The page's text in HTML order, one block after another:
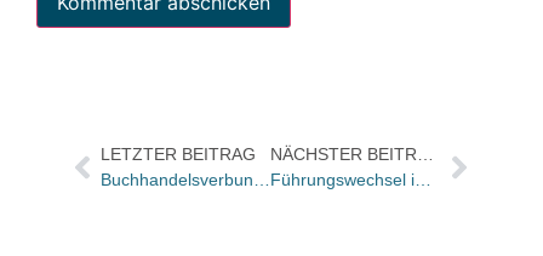
LETZTER BEITRAG
Buchhandelsverbundgruppe eBuch blickt auf erfolgreiches Jubiläumsjahr zurück
NÄCHSTER BEITRAG
Führungswechsel im Hinstorff Verlag